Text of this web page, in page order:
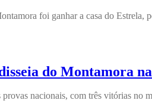
foi ganhar a casa do
do Montamora
nacionais, com três vitórias no